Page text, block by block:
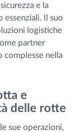
e la
Il suo
logistiche
partner
nella
e
delle rotte
sue operazioni,